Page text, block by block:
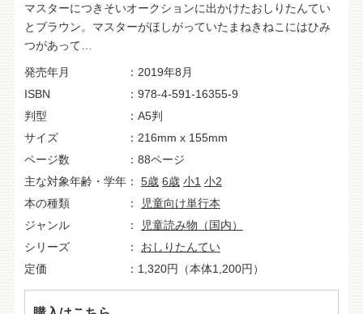
マスターにつきそいオークションに出かけたおしりたんてい
とブラウン。マスターがほしがっていたまねきねこにはひみ
つがあって…
発売年月
2019年8月
ISBN
978-4-591-16355-9
判型
A5判
サイズ
216mm x 155mm
ページ数
88ページ
主な対象年齢・学年
5歳 6歳 小1 小2
本の種類
児童向け単行本
ジャンル
児童読み物（国内）
シリーズ
おしりたんてい
定価
1,320円（本体1,200円）